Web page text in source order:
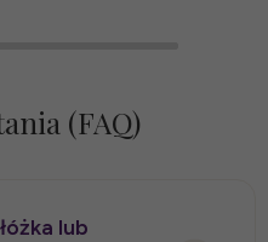
(FAQ)
lub